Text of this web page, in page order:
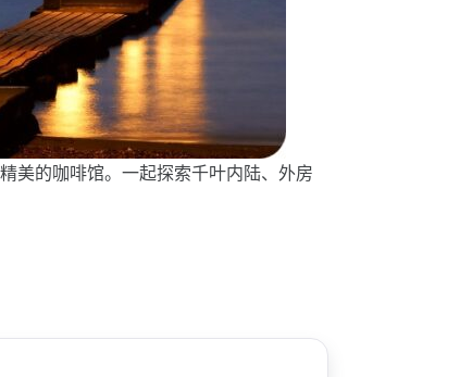
美的咖啡馆。一起探索千叶内陆、外房